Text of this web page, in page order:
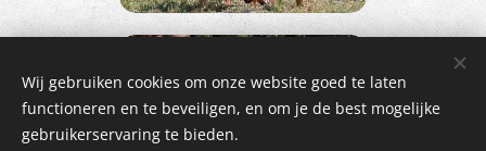
Wij gebruiken cookies om onze website goed te laten
functioneren en te beveiligen, en om je de best mogelijke
gebruikerservaring te bieden.